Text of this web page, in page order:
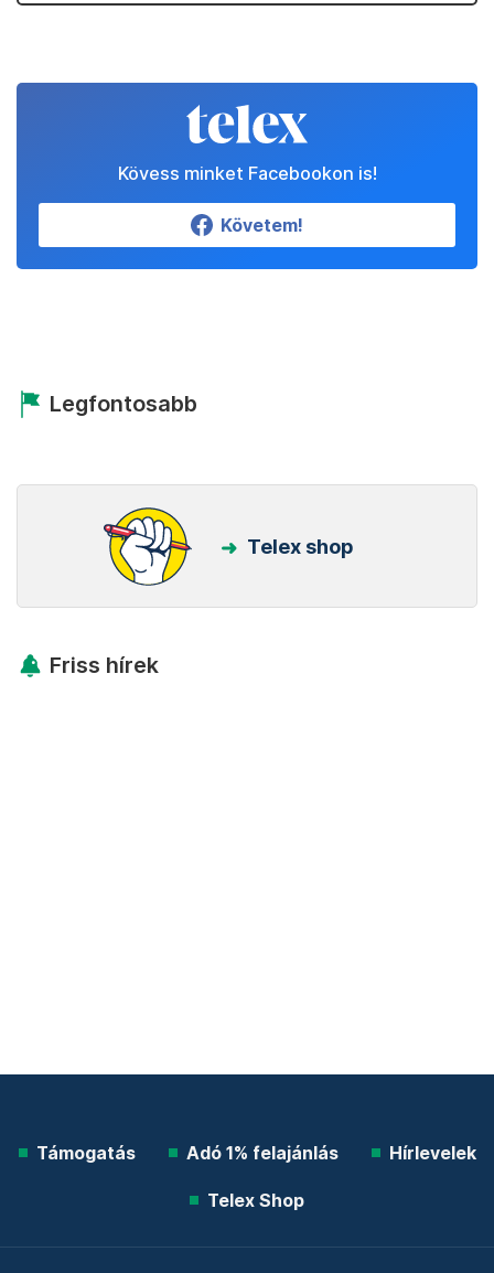
Kövess minket Facebookon is!
Követem!
Legfontosabb
Telex shop
Friss hírek
Támogatás Adó 1% felajánlás Hírlevelek
Telex Shop